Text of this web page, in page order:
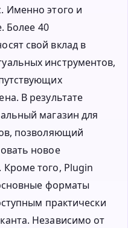
Именно этого и
Более 40
свой вклад в
инструментов,
В результате
магазин для
позволяющий
новое
того, Plugin
форматы
практически
Независимо от